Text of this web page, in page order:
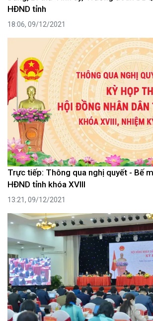
HĐND tỉnh
18:06, 09/12/2021
Trực tiếp: Thông qua nghị quyết - Bế
HĐND tỉnh khóa XVIII
13:21, 09/12/2021